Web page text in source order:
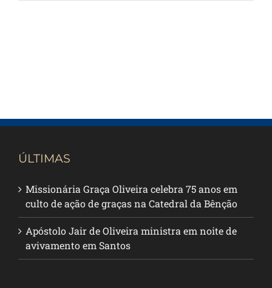
ÚLTIMAS
Missionária Graça Oliveira celebra 75 anos em
culto de ação de graças na Catedral da Bênção
Apóstolo Jair de Oliveira ministra em noite de
avivamento em Santos